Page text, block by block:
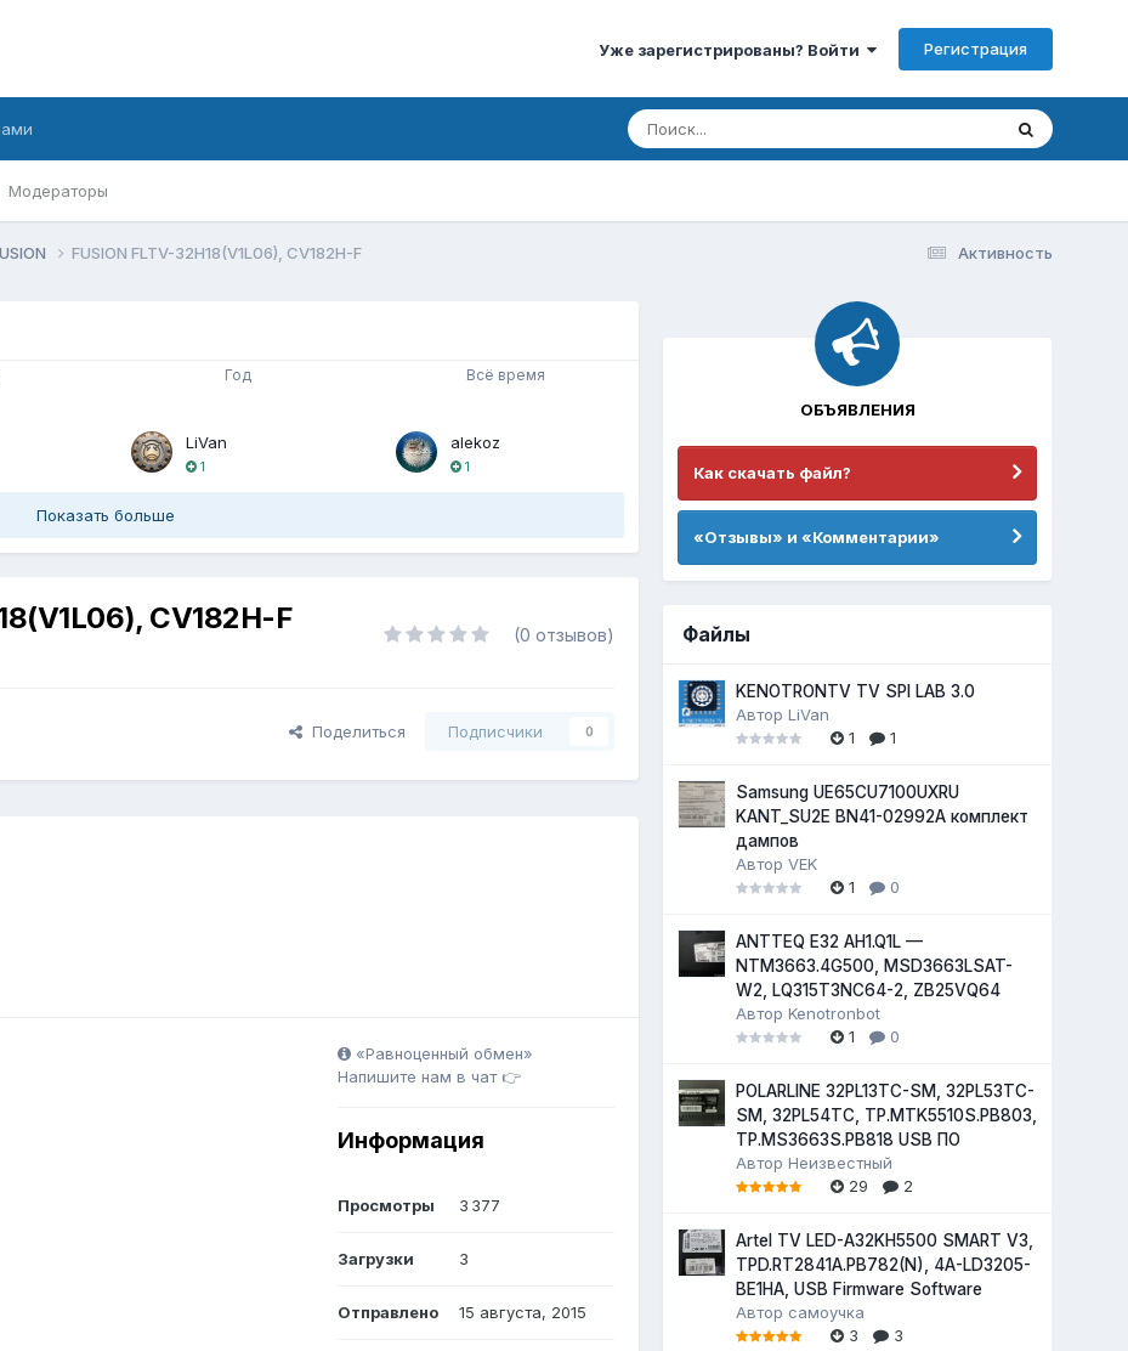
Уже зарегистрированы? Войти Регистрация
Модераторы
Активность
FUSION FLTV-32H18(V1L06), CV182H-F
Год Всё время
LiVan
1
alekoz
1
Показать больше
CV182H-F (0 отзывов)
Поделиться Подписчики 0
«Равноценный обмен»
Напишите нам в чат 👉
Информация
Просмотры 3 377
Загрузки 3
Отправлено 15 августа, 2015
ОБЪЯВЛЕНИЯ
Как скачать файл?
«Отзывы» и «Комментарии»
Файлы
KENOTRONTV TV SPI LAB 3.0
АвторLiVan
1
1
Samsung UE65CU7100UXRU
KANT_SU2E BN41-02992A комплект
дампов
АвторVEK
1
0
ANTTEQ E32 AH1.Q1L —
NTM3663.4G500, MSD3663LSAT-
W2, LQ315T3NC64-2, ZB25VQ64
АвторKenotronbot
1
0
POLARLINE 32PL13TC-SM, 32PL53TC-
SM, 32PL54TC, TP.MTK5510S.PB803,
TP.MS3663S.PB818 USB ПО
АвторНеизвестный
29
2
Artel TV LED-A32KH5500 SMART V3,
TPD.RT2841A.PB782(N), 4A-LD3205-
BE1HA, USB Firmware Software
Автор самоучка
3
3